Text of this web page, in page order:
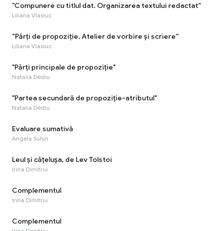
”Compunere cu titlul dat. Organizarea textului redactat”
Liliana Vlasiuc
”Părți de propoziție. Atelier de vorbire și scriere”
Liliana Vlasiuc
"Părți principale de propoziție"
Natalia Dediu
"Partea secundară de propoziție-atributul"
Natalia Dediu
Evaluare sumativă
Angela Suhin
Leul și cățelușa, de Lev Tolstoi
Irina Dimitriu
Complementul
Irina Dimitriu
Complementul